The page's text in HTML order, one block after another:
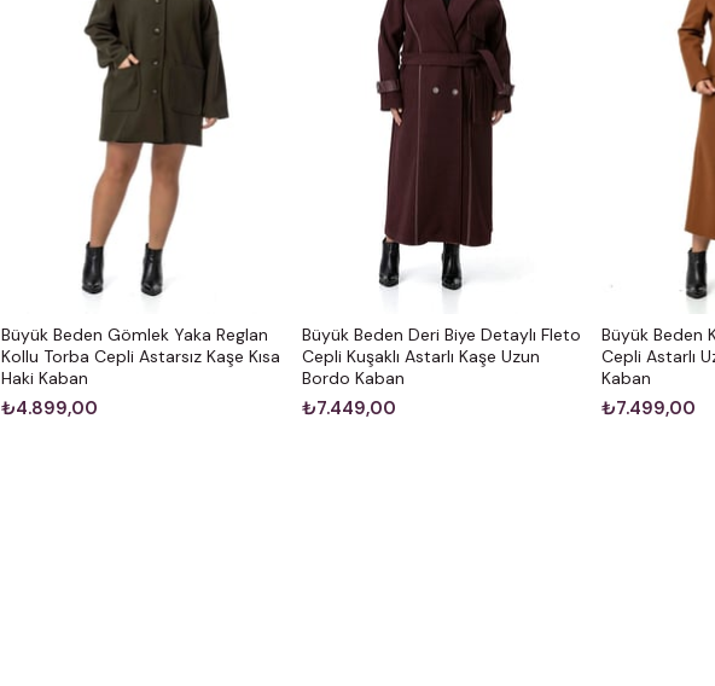
Büyük Beden Gömlek Yaka Reglan
Kollu Torba Cepli Astarsız Kaşe Kısa
Haki Kaban
₺4.899,00
Büyük Beden Deri Biye Detaylı Fleto
Cepli Kuşaklı Astarlı Kaşe Uzun
Bordo Kaban
₺7.449,00
Büyük Beden
Cepli Astarlı
Kaban
₺7.499,00